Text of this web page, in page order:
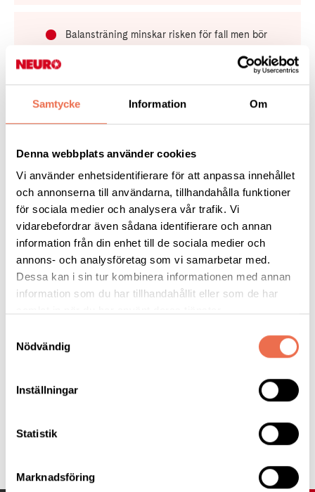
Samtycke Information Om
Denna webbplats använder cookies
Vi använder enhetsidentifierare för att anpassa innehållet
och annonserna till användarna, tillhandahålla funktioner
för sociala medier och analysera vår trafik. Vi
vidarebefordrar även sådana identifierare och annan
information från din enhet till de sociala medier och
annons- och analysföretag som vi samarbetar med.
Dessa kan i sin tur kombinera informationen med annan
information som du har tillhandahållit eller som de har
Nödvändig
Inställningar
Statistik
Marknadsföring
Balansträning minskar risken för fall men bör
Dofttest kan användas vid diagnos av
Parkinsons sjukdom.
Läs mer
Neurologiisverige.se
Tipsa